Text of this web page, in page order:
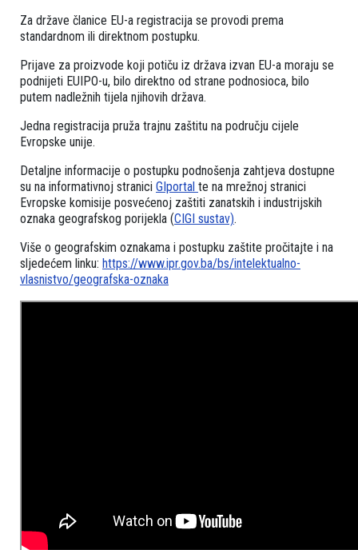
Za države članice EU-a registracija se provodi prema
standardnom ili direktnom postupku.
Prijave za proizvode koji potiču iz država izvan EU-a moraju se
podnijeti EUIPO-u, bilo direktno od strane podnosioca, bilo
putem nadležnih tijela njihovih država.
Jedna registracija pruža trajnu zaštitu na području cijele
Evropske unije.
Detaljne informacije o postupku podnošenja zahtjeva dostupne
su na informativnoj stranici GIportal te na mrežnoj stranici
Evropske komisije posvećenoj zaštiti zanatskih i industrijskih
oznaka geografskog porijekla (CIGI sustav).
Više o geografskim oznakama i postupku zaštite pročitajte i na
sljedećem linku: https://www.ipr.gov.ba/bs/intelektualno-
vlasnistvo/geografska-oznaka